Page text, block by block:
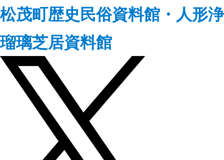
松茂町歴史民俗資料館・人形浄
瑠璃芝居資料館